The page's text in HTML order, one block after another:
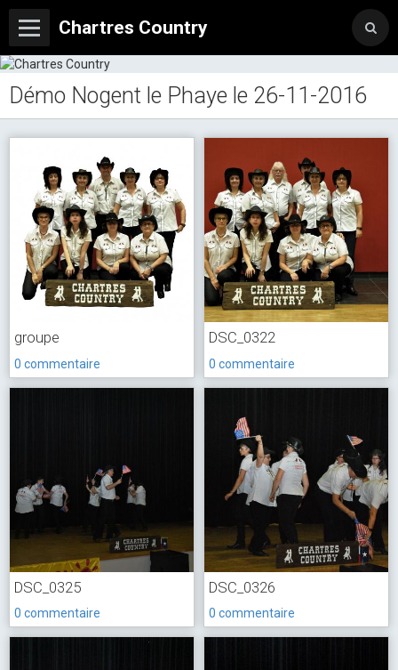
Chartres Country
Démo Nogent le Phaye le 26-11-2016
groupe
0 commentaire
DSC_0322
0 commentaire
DSC_0325
0 commentaire
DSC_0326
0 commentaire